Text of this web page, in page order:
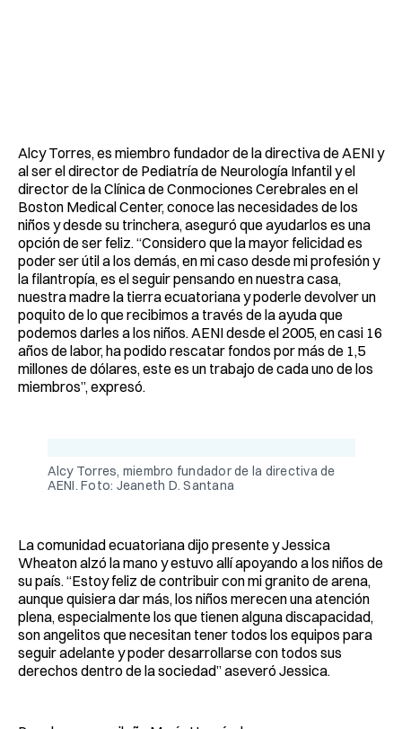
Alcy Torres, es miembro fundador de la directiva de AENI y
al ser el director de Pediatría de Neurología Infantil y el
director de la Clínica de Conmociones Cerebrales en el
Boston Medical Center, conoce las necesidades de los
niños y desde su trinchera, aseguró que ayudarlos es una
opción de ser feliz. “Considero que la mayor felicidad es
poder ser útil a los demás, en mi caso desde mi profesión y
la filantropía, es el seguir pensando en nuestra casa,
nuestra madre la tierra ecuatoriana y poderle devolver un
poquito de lo que recibimos a través de la ayuda que
podemos darles a los niños. AENI desde el 2005, en casi 16
años de labor, ha podido rescatar fondos por más de 1,5
millones de dólares, este es un trabajo de cada uno de los
miembros”, expresó.
Alcy Torres, miembro fundador de la directiva de
AENI. Foto: Jeaneth D. Santana
La comunidad ecuatoriana dijo presente y Jessica
Wheaton alzó la mano y estuvo allí apoyando a los niños de
su país. “Estoy feliz de contribuir con mi granito de arena,
aunque quisiera dar más, los niños merecen una atención
plena, especialmente los que tienen alguna discapacidad,
son angelitos que necesitan tener todos los equipos para
seguir adelante y poder desarrollarse con todos sus
derechos dentro de la sociedad” aseveró Jessica.